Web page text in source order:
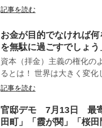
記事を読む
お金が目的でなければ
を無駄に過ごすでしょ
資本（拝金）主義の権化の
るとは！ 世界は大きく変化
記事を読む
官邸デモ 7月13日 最寄
田町」「霞が関」「桜